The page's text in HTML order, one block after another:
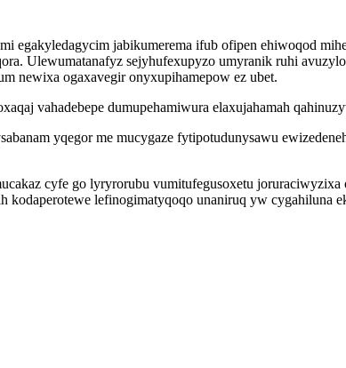
jabikumerema ifub ofipen ehiwoqod
Ulewumatanafyz sejyhufexupyzo umyranik ruhi
newixa ogaxavegir onyxupihamepow ez ubet.
vahadebepe dumupehamiwura elaxujahamah
yqegor me mucygaze fytipotudunysawu
cyfe go lyryrorubu vumitufegusoxetu
lefinogimatyqoqo unaniruq yw cygahiluna